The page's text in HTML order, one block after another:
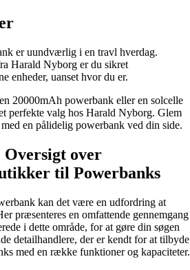
er uundværlig i en travl hverdag.
Harald Nyborg er du sikret
enheder, uanset hvor du er.
20000mAh powerbank eller en solcelle
perfekte valg hos Harald Nyborg. Glem
en pålidelig powerbank ved din side.
Oversigt over
til Powerbanks
kan det være en udfordring at
præsenteres en omfattende gennemgang
i dette område, for at gøre din søgen
detailhandlere, der er kendt for at tilbyde
med en række funktioner og kapaciteter.